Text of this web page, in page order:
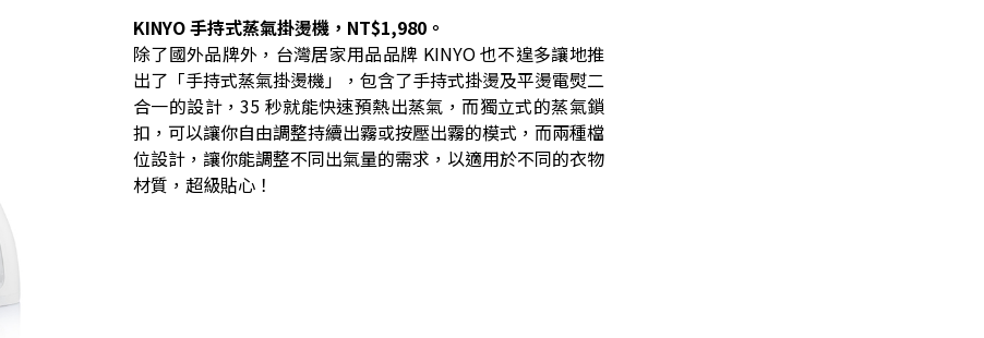
KINYO 手持式蒸氣掛燙機，NT$1,980。
除了國外品牌外，台灣居家用品品牌 KINYO 也不遑多讓地推
出了「手持式蒸氣掛燙機」，包含了手持式掛燙及平燙電熨二
合一的設計，35 秒就能快速預熱出蒸氣，而獨立式的蒸氣鎖
扣，可以讓你自由調整持續出霧或按壓出霧的模式，而兩種檔
位設計，讓你能調整不同出氣量的需求，以適用於不同的衣物
材質，超級貼心！